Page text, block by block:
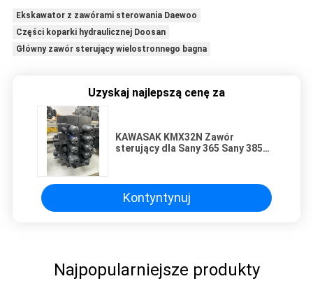
Ekskawator z zawórami sterowania Daewoo
Części koparki hydraulicznej Doosan
Główny zawór sterujący wielostronnego bagna
Uzyskaj najlepszą cenę za
KAWASAK KMX32N Zawór
sterujący dla Sany 365 Sany 385
Kontyntynuj
Najpopularniejsze produkty